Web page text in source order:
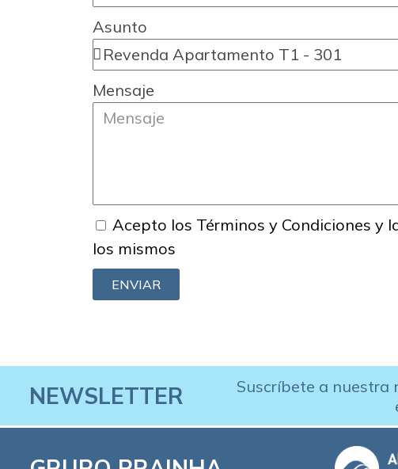
Asunto
Mensaje
Acepto los Términos y Condiciones y
los mismos
ENVIAR
NEWSLETTER
Suscríbete a nuestra